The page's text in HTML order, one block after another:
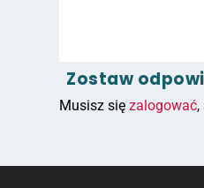
Zostaw
Musisz sięzalogować